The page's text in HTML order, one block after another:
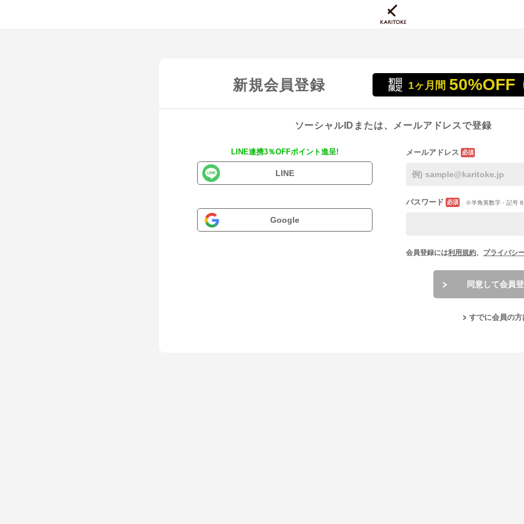
新規会員登録
初回
限定
1ヶ月間 50%OFF
ソーシャルIDまたは、メールアドレスで登録
LINE連携3％OFFポイント進呈!
LINE
Google
メールアドレス 必須
パスワード 必須 ※半角英数字・記号 8
会員登録には利用規約、 プライバシ
同意して会員
すでに会員の方